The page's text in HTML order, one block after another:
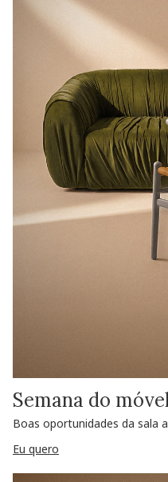
Semana do
Boas oportunidades da sala
Eu quero